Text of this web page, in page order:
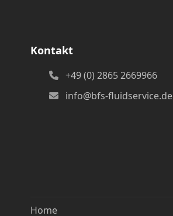
Kontakt
+49 (0) 2865 2669966
info@bfs-fluidservice.de
Home